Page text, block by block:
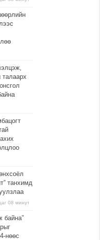
талаарх
танхимд
08 минут
байна”
нөөс